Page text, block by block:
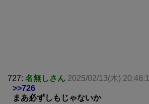
727: 名無しさん 2025/02/13(木)
>>726
まあ必ずしもじゃないか